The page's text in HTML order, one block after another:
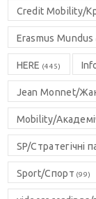
Credit Mobility/
Erasmus Mundus
HERE (445)
Jean Monnet/
Mobility/
SP/Стратегічні
Sport/Спорт (99)